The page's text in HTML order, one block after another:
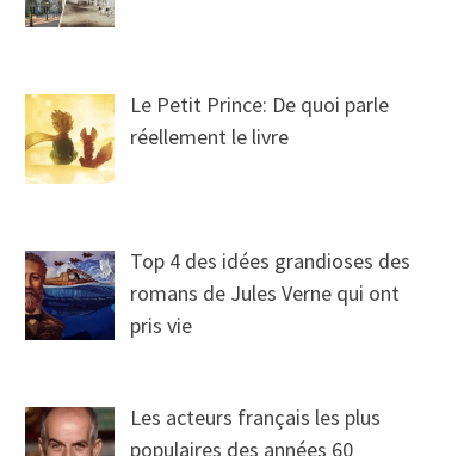
Le Petit Prince: De quoi parle
réellement le livre
Top 4 des idées grandioses des
romans de Jules Verne qui ont
pris vie
Les acteurs français les plus
populaires des années 60